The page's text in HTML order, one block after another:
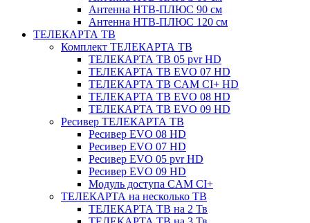
Антенна НТВ-ПЛЮС 90 см
Антенна НТВ-ПЛЮС 120 см
ТЕЛЕКАРТА ТВ
Комплект ТЕЛЕКАРТА ТВ
ТЕЛЕКАРТА ТВ 05 pvr HD
ТЕЛЕКАРТА ТВ EVO 07 HD
ТЕЛЕКАРТА ТВ CAM CI+ HD
ТЕЛЕКАРТА ТВ EVO 08 HD
ТЕЛЕКАРТА ТВ EVO 09 HD
Ресивер ТЕЛЕКАРТА ТВ
Ресивер EVO 08 HD
Ресивер EVO 07 HD
Ресивер EVO 05 pvr HD
Ресивер EVO 09 HD
Модуль доступа CAM CI+
ТЕЛЕКАРТА на несколько ТВ
ТЕЛЕКАРТА ТВ на 2 Тв